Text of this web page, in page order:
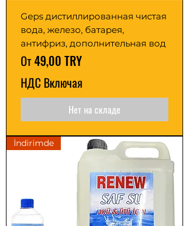
Geps дистиллированная чистая
вода, железо, батарея,
антифриз, дополнительная вод
От49,00 TRY
Цена со скидкой
НДС Включая
Нет на складе
İndirimde